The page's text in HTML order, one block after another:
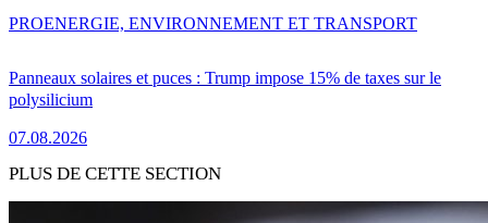
Panneaux solaires et puces : Trump impose 15% de taxes sur le
polysilicium
07.08.2026
PROENERGIE, ENVIRONNEMENT ET TRANSPORT
PLUS DE CETTE SECTION